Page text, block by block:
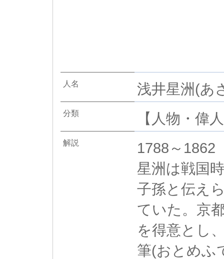
人名 浅井星洲(あ
分類 【人物・偉
解説
1788～1862
星洲は戦国
子孫と伝え
ていた。京
を得意とし
筆(おとめふ